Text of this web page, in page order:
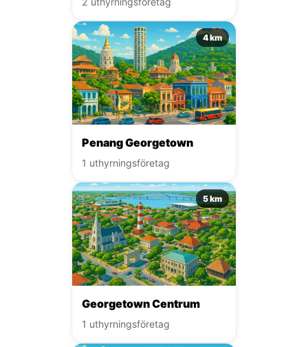
4 km
Penang Georgetown
1 uthyrningsföretag
5 km
Georgetown Centrum
1 uthyrningsföretag